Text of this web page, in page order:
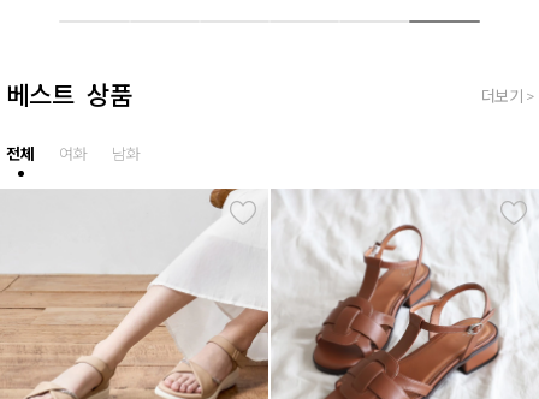
베스트 상품
전체 여화 남화
더보기 >